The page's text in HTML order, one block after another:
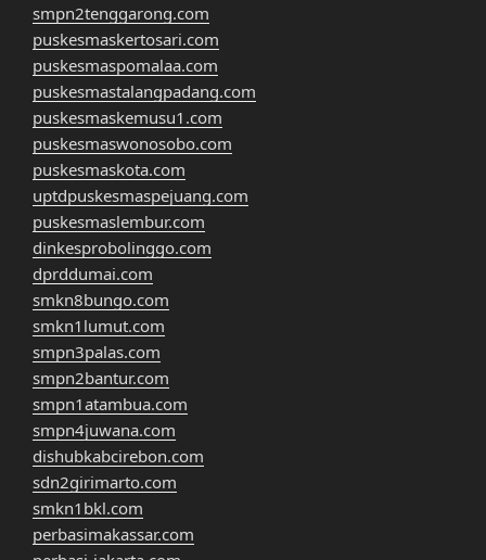
smpn2tenggarong.com
puskesmaskertosari.com
puskesmaspomalaa.com
puskesmastalangpadang.com
puskesmaskemusu1.com
puskesmaswonosobo.com
puskesmaskota.com
uptdpuskesmaspejuang.com
puskesmaslembur.com
dinkesprobolinggo.com
dprddumai.com
smkn8bungo.com
smkn1lumut.com
smpn3palas.com
smpn2bantur.com
smpn1atambua.com
smpn4juwana.com
dishubkabcirebon.com
sdn2girimarto.com
smkn1bkl.com
perbasimakassar.com